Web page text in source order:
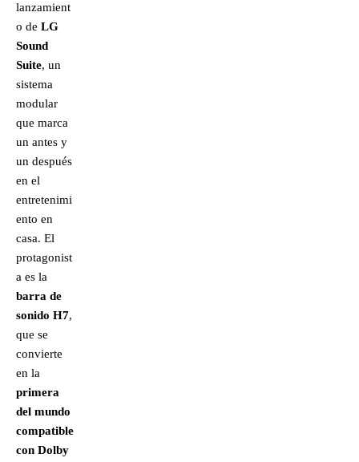
lanzamient
o de LG
Sound
Suite, un
sistema
modular
que marca
un antes y
un después
en el
entretenimi
ento en
casa. El
protagonist
a es la
barra de
sonido H7,
que se
convierte
en la
primera
del mundo
compatible
con Dolby